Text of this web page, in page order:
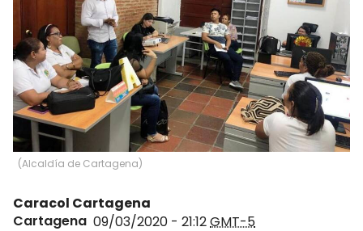
(Alcaldía de Cartagena)
Caracol Cartagena
Cartagena 09/03/2020 - 21:12GMT-5